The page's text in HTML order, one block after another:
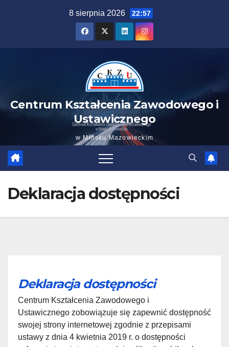
8 sierpnia 2026 22:57
Centrum Kształcenia Zawodowego i
Ustawicznego
w Mińsku Mazowieckim
Deklaracja dostępności
Deklaracja dostępności
Centrum Kształcenia Zawodowego i
Ustawicznego zobowiązuje się zapewnić dostępność
swojej strony internetowej zgodnie z przepisami
ustawy z dnia 4 kwietnia 2019 r. o dostępności